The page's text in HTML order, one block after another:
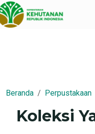
Beranda Perpustakaan
Koleksi